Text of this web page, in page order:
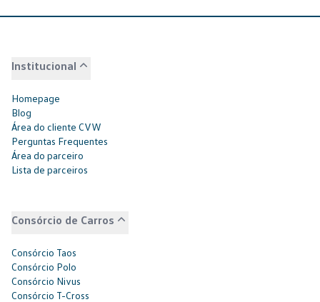
Institucional
Homepage
Blog
Área do cliente CVW
Perguntas Frequentes
Área do parceiro
Lista de parceiros
Consórcio de Carros
Consórcio Taos
Consórcio Polo
Consórcio Nivus
Consórcio T-Cross